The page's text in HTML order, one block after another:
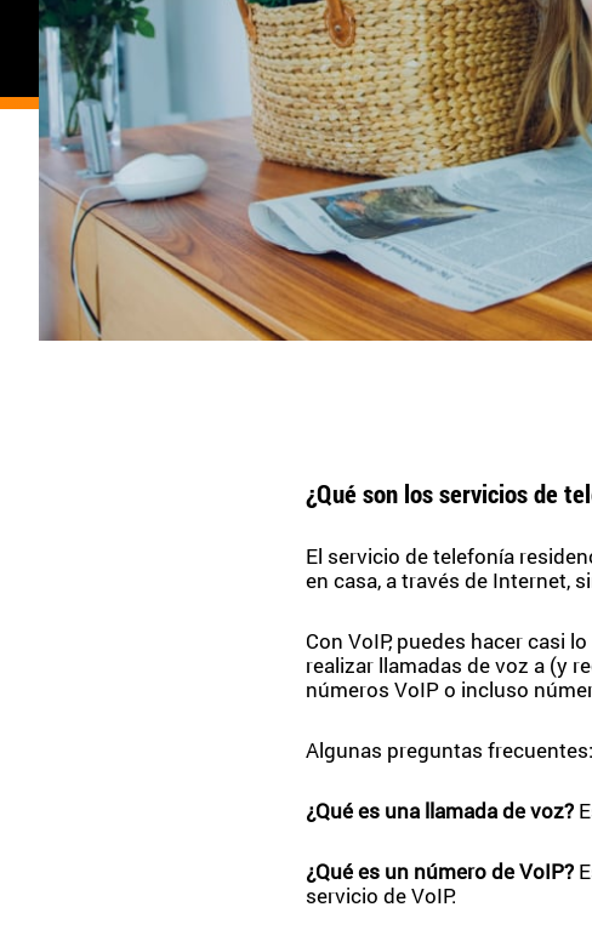
¿Qué son los servicios de
El servicio de telefonía
en casa, a través de Internet,
Con VoIP, puedes hacer casi
realizar llamadas de voz a (y
números VoIP o incluso
Algunas preguntas frecuentes:
¿Qué es una llamada de voz?
¿Qué es un número de VoIP?
servicio de VoIP.